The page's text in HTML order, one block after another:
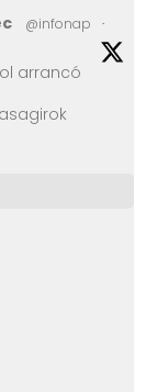
@infonap
·
arrancó